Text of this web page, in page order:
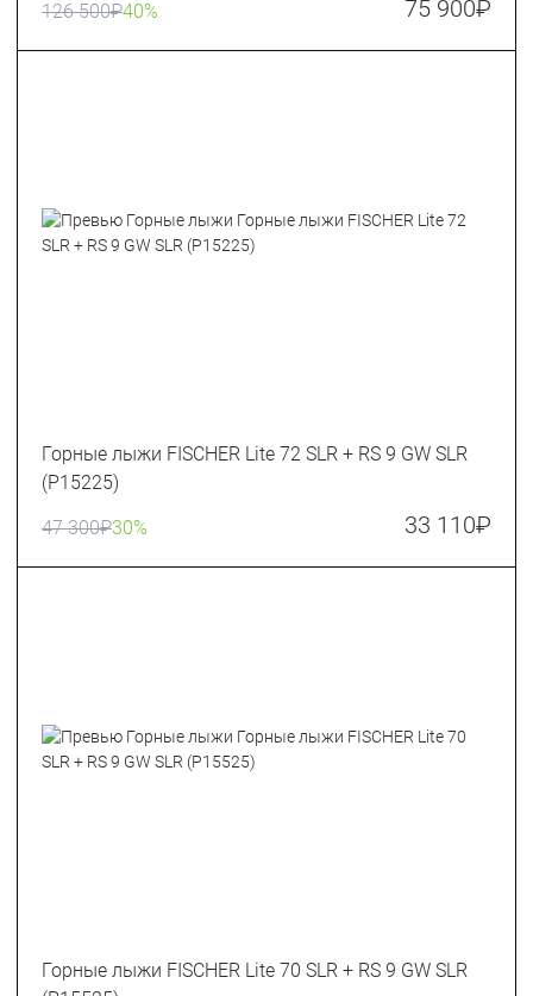
126 500₽40% 75 900₽
Горные лыжи FISCHER Lite 72 SLR + RS 9 GW SLR
(P15225)
47 300₽30% 33 110₽
Горные лыжи FISCHER Lite 70 SLR + RS 9 GW SLR